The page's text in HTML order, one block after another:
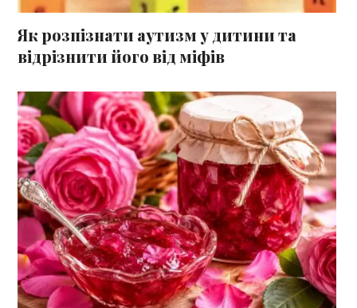
Як розпізнати аутизм у дитини та
відрізнити його від міфів